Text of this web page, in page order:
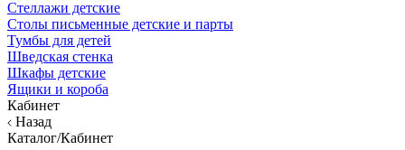
Стеллажи детские
Столы письменные детские и парты
Тумбы для детей
Шведская стенка
Шкафы детские
Ящики и короба
Кабинет
Назад
Каталог/Кабинет